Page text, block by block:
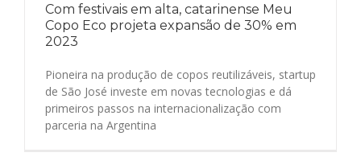
Com festivais em alta, catarinense Meu
Copo Eco projeta expansão de 30% em
2023
Pioneira na produção de copos reutilizáveis, startup
de São José investe em novas tecnologias e dá
primeiros passos na internacionalização com
parceria na Argentina